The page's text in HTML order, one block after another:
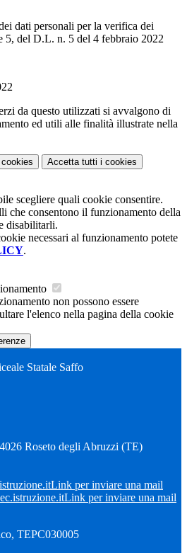
dati personali per la verifica dei
5, del D.L. n. 5 del 4 febbraio 2022
da questo utilizzati si avvalgono di
ed utili alle finalità illustrate nella
Accetta tutti i cookies
scegliere quali cookie consentire.
che consentono il funzionamento della
disabilitarli.
necessari al funzionamento potete
.
non possono essere
l'elenco nella pagina della cookie
Statale Saffo
Roseto degli Abruzzi (TE)
Link per inviare una mail
Link per inviare una mail
TEPC030005